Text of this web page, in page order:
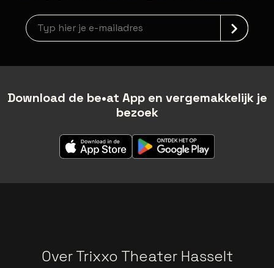
Nieuwsbrief aanmelding
Download de be•at App en vergemakkelijk je
bezoek
Over Trixxo Theater Hasselt